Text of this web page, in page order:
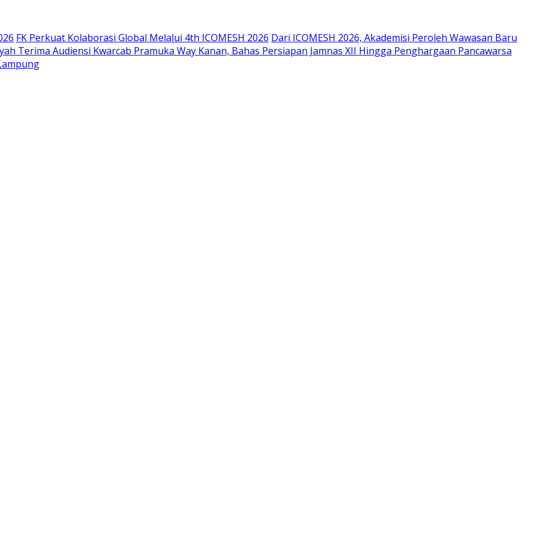
FK Perkuat Kolaborasi Global Melalui 4th ICOMESH 2026 Dari ICOMESH 2026, Akademisi Peroleh Wawasan Baru
Terima Audiensi Kwarcab Pramuka Way Kanan, Bahas Persiapan Jamnas XII Hingga Penghargaan Pancawarsa